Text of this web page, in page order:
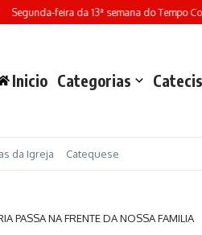
Segunda-feira da 13ª semana do Tempo
Inicio Categorias
da Igreja Catequese
PASSA NA FRENTE DA NOSSA FAMILIA